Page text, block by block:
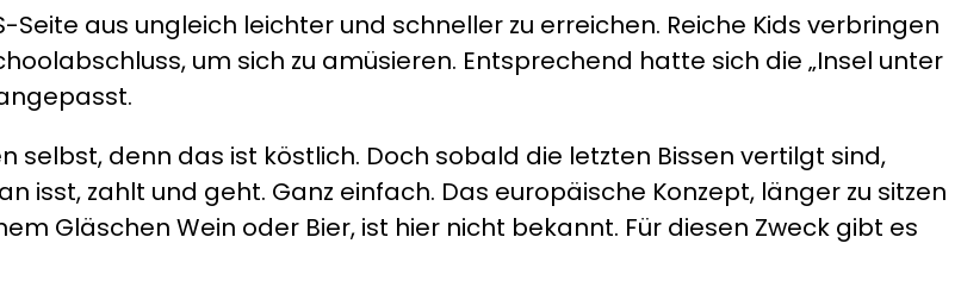
Seite aus ungleich leichter und schneller zu erreichen. Reiche Kids verbringen
um sich zu amüsieren. Entsprechend hatte sich die „Insel unter
selbst, denn das ist köstlich. Doch sobald die letzten Bissen vertilgt sind,
isst, zahlt und geht. Ganz einfach. Das europäische Konzept, länger zu sitzen
Gläschen Wein oder Bier, ist hier nicht bekannt. Für diesen Zweck gibt es